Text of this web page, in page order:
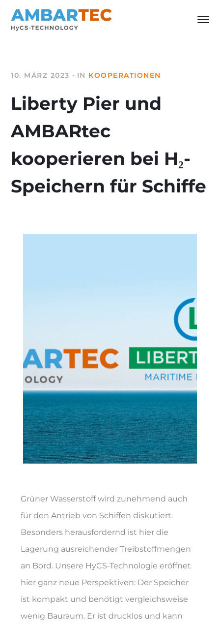
10. MÄRZ 2023 IN KOOPERATIONEN
Liberty Pier und
AMBARtec
kooperieren bei H₂-
Speichern für Schiffe
Grüner Wasserstoff wird zunehmend auch
für den Antrieb von Schiffen diskutiert.
Besonders herausfordernd ist hier die
Lagerung ausreichender Treibstoffmengen
an Bord. Unsere HyCS-Technologie eröffnet
hier ganz neue Perspektiven: Der Speicher
ist kompakt und benötigt vergleichsweise
wenig Bauraum. Er ist drucklos und kann